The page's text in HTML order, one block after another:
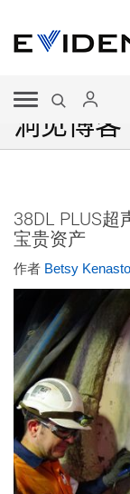
洞见博客
38DL PLUS
宝贵资产
作者 Betsy